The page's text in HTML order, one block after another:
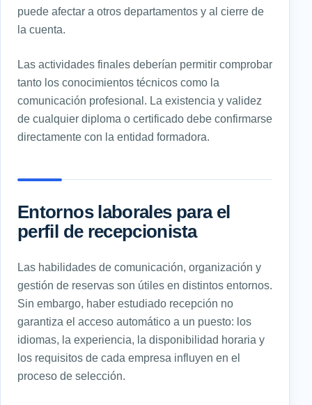
puede afectar a otros departamentos y al cierre de
la cuenta.
Las actividades finales deberían permitir comprobar
tanto los conocimientos técnicos como la
comunicación profesional. La existencia y validez
de cualquier diploma o certificado debe confirmarse
directamente con la entidad formadora.
Entornos laborales para el
perfil de recepcionista
Las habilidades de comunicación, organización y
gestión de reservas son útiles en distintos entornos.
Sin embargo, haber estudiado recepción no
garantiza el acceso automático a un puesto: los
idiomas, la experiencia, la disponibilidad horaria y
los requisitos de cada empresa influyen en el
proceso de selección.